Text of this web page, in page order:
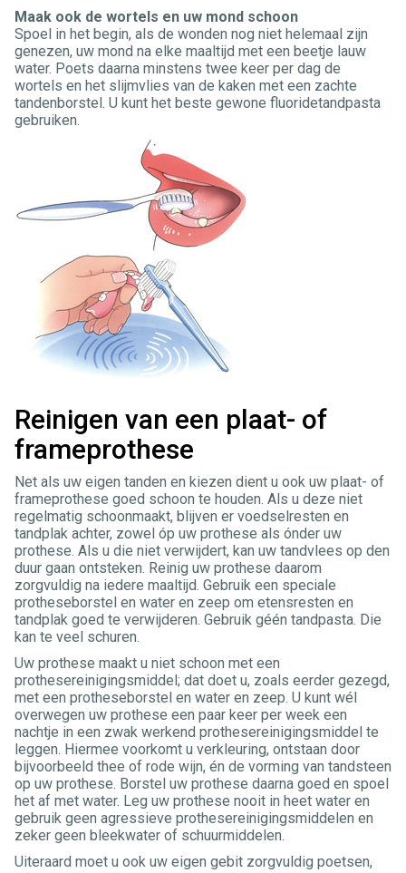
Maak ook de wortels en uw mond schoon
Spoel in het begin, als de wonden nog niet helemaal zijn
genezen, uw mond na elke maaltijd met een beetje lauw
water. Poets daarna minstens twee keer per dag de
wortels en het slijmvlies van de kaken met een zachte
tandenborstel. U kunt het beste gewone fluoridetandpasta
gebruiken.
Reinigen van een plaat- of
frameprothese
Net als uw eigen tanden en kiezen dient u ook uw plaat- of
frameprothese goed schoon te houden. Als u deze niet
regelmatig schoonmaakt, blijven er voedselresten en
tandplak achter, zowel óp uw prothese als ónder uw
prothese. Als u die niet verwijdert, kan uw tandvlees op den
duur gaan ontsteken. Reinig uw prothese daarom
zorgvuldig na iedere maaltijd. Gebruik een speciale
protheseborstel en water en zeep om etensresten en
tandplak goed te verwijderen. Gebruik géén tandpasta. Die
kan te veel schuren.
Uw prothese maakt u niet schoon met een
prothesereinigingsmiddel; dat doet u, zoals eerder gezegd,
met een protheseborstel en water en zeep. U kunt wél
overwegen uw prothese een paar keer per week een
nachtje in een zwak werkend prothesereinigingsmiddel te
leggen. Hiermee voorkomt u verkleuring, ontstaan door
bijvoorbeeld thee of rode wijn, én de vorming van tandsteen
op uw prothese. Borstel uw prothese daarna goed en spoel
het af met water. Leg uw prothese nooit in heet water en
gebruik geen agressieve prothesereinigingsmiddelen en
zeker geen bleekwater of schuurmiddelen.
Uiteraard moet u ook uw eigen gebit zorgvuldig poetsen,